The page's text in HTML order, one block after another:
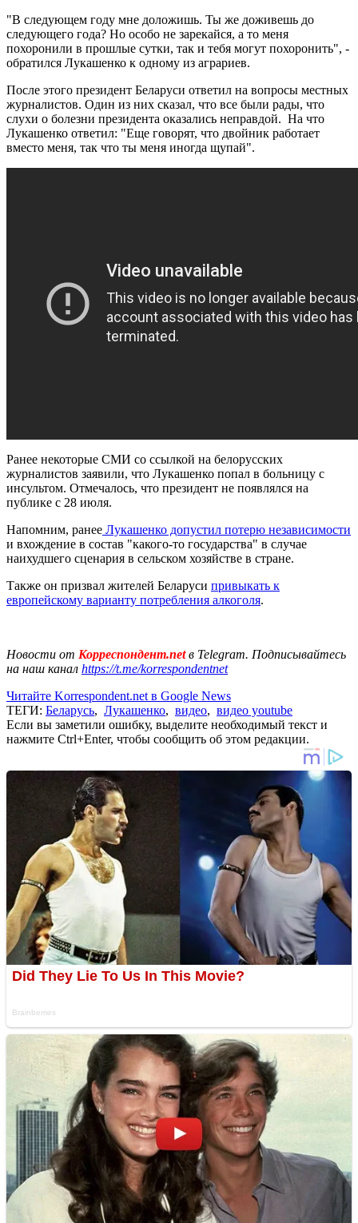
"В следующем году мне доложишь. Ты же доживешь до
следующего года? Но особо не зарекайся, а то меня
похоронили в прошлые сутки, так и тебя могут похоронить", -
обратился Лукашенко к одному из аграриев.
После этого президент Беларуси ответил на вопросы местных
журналистов. Один из них сказал, что все были рады, что
слухи о болезни президента оказались неправдой. На что
Лукашенко ответил: "Еще говорят, что двойник работает
вместо меня, так что ты меня иногда щупай".
Ранее некоторые СМИ со ссылкой на белорусских
журналистов заявили, что Лукашенко попал в больницу с
инсультом. Отмечалось, что президент не появлялся на
публике с 28 июля.
Напомним, ранее Лукашенко допустил потерю независимости
и вхождение в состав "какого-то государства" в случае
наихудшего сценария в сельском хозяйстве в стране.
Также он призвал жителей Беларуси привыкать к
европейскому варианту потребления алкоголя.
Новости от Корреспондент.netв Telegram. Подписывайтесь
на наш канал https://t.me/korrespondentnet
Читайте Korrespondent.net в Google News
ТЕГИ: Беларусь, Лукашенко, видео, видео youtube
Если вы заметили ошибку, выделите необходимый текст и
нажмите Ctrl+Enter, чтобы сообщить об этом редакции.